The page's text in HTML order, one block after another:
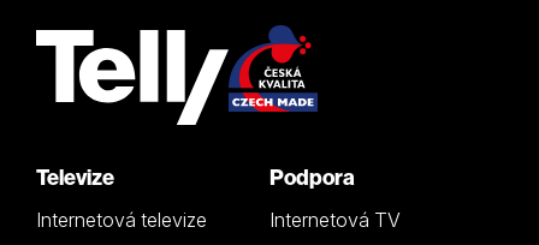
Televize
Internetová televize
Podpora
Internetová TV